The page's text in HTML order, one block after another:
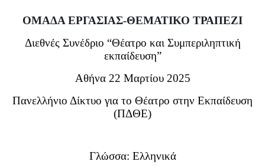
ΟΜΑΔΑ ΕΡΓΑΣΙΑΣ-ΘΕΜΑΤΙΚΟ ΤΡΑΠΕΖΙ
Διεθνές Συνέδριο “Θέατρο και Συμπεριληπτική
εκπαίδευση”
Αθήνα 22 Μαρτίου 2025
Πανελλήνιο Δίκτυο για το Θέατρο στην Εκπαίδευση
(ΠΔΘΕ)
Γλώσσα: Ελληνικά